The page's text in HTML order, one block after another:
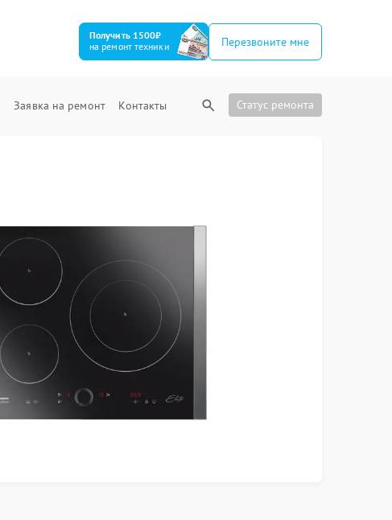
Получить 1500₽
на ремонт техники
Перезвоните мне
Заявка на ремонт Контакты Статус ремонта